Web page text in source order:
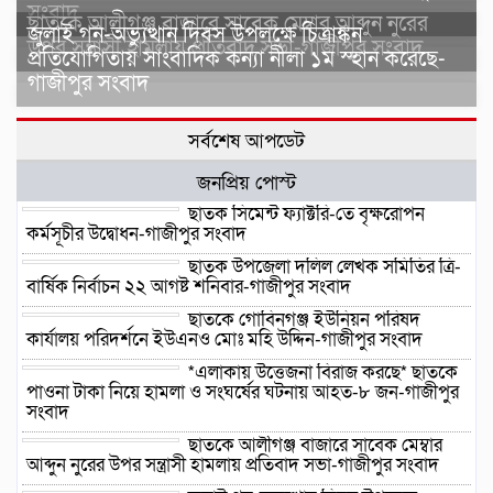
সংবাদ
ছাতকে আলীগঞ্জ বাজারে সাবেক মেম্বার আব্দুন নুরের
উপর সন্ত্রাসী হামলায় প্রতিবাদ সভা-গাজীপুর সংবাদ
জুলাই গন-অভ্যুত্থান দিবস উপলক্ষে চিত্রাঙ্কন
প্রতিযোগিতায় সাংবাদিক কন্যা নীলা ১ম স্হান করেছে-
গাজীপুর সংবাদ
সর্বশেষ আপডেট
জনপ্রিয় পোস্ট
ছাতক সিমেন্ট ফ্যাক্টরি-তে বৃক্ষরোপন
কর্মসূচীর উদ্বোধন-গাজীপুর সংবাদ
ছাতক উপজেলা দলিল লেখক সমিতির ত্রি-
বার্ষিক নির্বাচন ২২ আগষ্ট শনিবার-গাজীপুর সংবাদ
ছাতকে গোবিনগঞ্জ ইউনিয়ন পরিষদ
কার্যালয় পরিদর্শনে ইউএনও মোঃ মহি উদ্দিন-গাজীপুর সংবাদ
*এলাকায় উত্তেজনা বিরাজ করছে* ছাতকে
পাওনা টাকা নিয়ে হামলা ও সংঘর্ষের ঘটনায় আহত-৮ জন-গাজীপুর
সংবাদ
ছাতকে আলীগঞ্জ বাজারে সাবেক মেম্বার
আব্দুন নুরের উপর সন্ত্রাসী হামলায় প্রতিবাদ সভা-গাজীপুর সংবাদ